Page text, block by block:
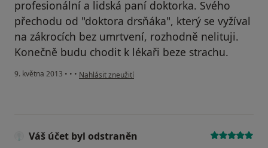
profesionální a lidská paní doktorka. Svého
přechodu od "doktora drsňáka", který se vyžíval
na zákrocích bez umrtvení, rozhodně nelituji.
Konečně budu chodit k lékaři beze strachu.
9. května 2013 • • • podle názoru uživatele Váš účet byl odstraněn
Nahlásit zneužití
Váš účet byl odstraněn